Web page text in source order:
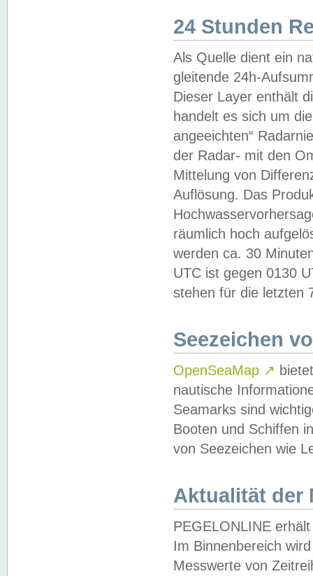
24 Stunden
Als Quelle dient ein
gleitende 24h-
Dieser Layer enthält
handelt es sich um
angeeichten“
der Radar- mit den
Mittelung von
Auflösung. Das
räumlich hoch
werden ca. 30
UTC ist gegen 0130
stehen für die letzten
Seezeichen
OpenSeaMap ↗
nautische
Seamarks sind
Booten und Schiffen
von Seezeichen wie
Aktualität der
PEGELONLINE
Im Binnenbereich
Messwerte von